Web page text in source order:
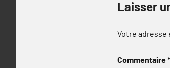
Laisser
Votre adresse
Commentaire*